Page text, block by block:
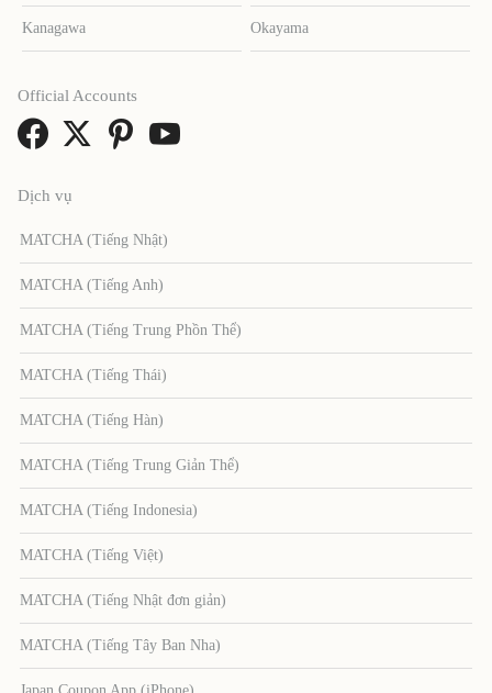
Kanagawa Okayama
Dịch vụ
MATCHA (Tiếng Nhật)
MATCHA (Tiếng Anh)
MATCHA (Tiếng Trung Phồn Thể)
MATCHA (Tiếng Thái)
MATCHA (Tiếng Hàn)
MATCHA (Tiếng Trung Giản Thể)
MATCHA (Tiếng Indonesia)
MATCHA (Tiếng Việt)
MATCHA (Tiếng Nhật đơn giản)
MATCHA (Tiếng Tây Ban Nha)
Official Accounts